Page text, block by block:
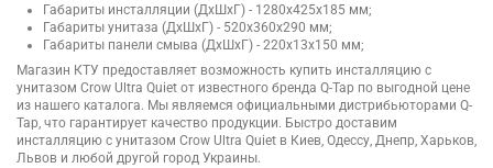
Габариты инсталляции (ДхШхГ) - 1280х425х185 мм;
Габариты унитаза (ДхШхГ) - 520х360х290 мм;
Габариты панели смыва (ДхШхГ) - 220х13х150 мм;
Магазин КТУ предоставляет возможность купить инсталляцию с
унитазом Crow Ultra Quiet от известного бренда Q-Tap по выгодной цене
из нашего каталога. Мы являемся официальными дистрибьюторами Q-
Tap, что гарантирует качество продукции. Быстро доставим
инсталляцию с унитазом Crow Ultra Quiet в Киев, Одессу, Днепр, Харьков,
Львов и любой другой город Украины.